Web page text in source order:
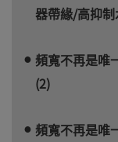
器帶緣/高抑
頻寬不再是唯
(2)
頻寬不再是唯